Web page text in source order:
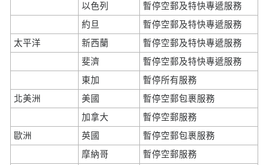
以色列
暫停空郵及特快專遞服務
約旦
暫停空郵及特快專遞服務
太平洋
新西蘭
暫停空郵及特快專遞服務
斐濟
暫停空郵及特快專遞服務
東加
暫停所有服務
北美洲
美國
暫停空郵包裹服務
加拿大
暫停空郵服務
歐洲
英國
暫停空郵包裹服務
摩納哥
暫停空郵服務